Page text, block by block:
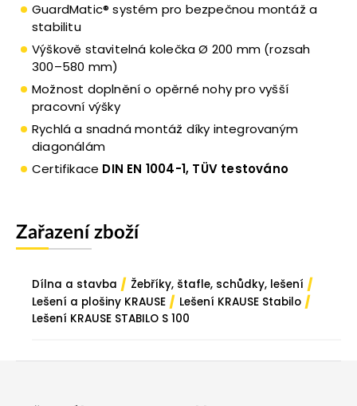
GuardMatic® systém pro bezpečnou montáž a
stabilitu
Výškově stavitelná kolečka Ø 200 mm (rozsah
300–580 mm)
Možnost doplnění o opěrné nohy pro vyšší
pracovní výšky
Rychlá a snadná montáž díky integrovaným
diagonálám
Certifikace DIN EN 1004-1, TÜV testováno
Zařazení zboží
Dílna a stavba / Žebříky, štafle, schůdky, lešení /
Lešení a plošiny KRAUSE / Lešení KRAUSE Stabilo /
Lešení KRAUSE STABILO S 100